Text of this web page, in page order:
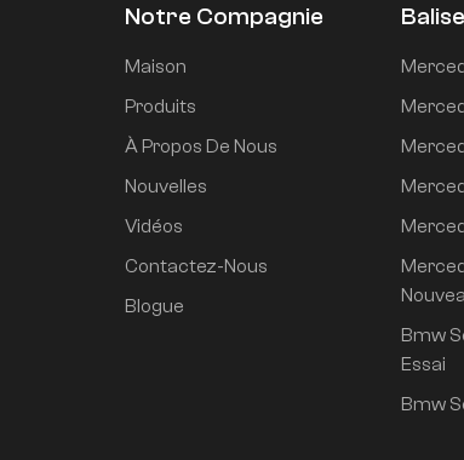
Mi SU7 2024, version
portée à propulsion
super longue durée
Notre Compagnie
Maison
Produits
À Propos De Nous
Nouvelles
Vidéos
Contactez-Nous
Blogue
Bmw
Essai
Bmw